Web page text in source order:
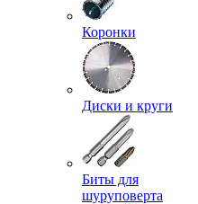
Коронки
Диски и круги
Биты для
шуруповерта